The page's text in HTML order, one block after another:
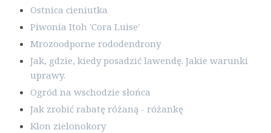
Ostnica cieniutka
Piwonia Itoh 'Cora Luise'
Mrozoodporne rododendrony
Jak, gdzie, kiedy posadzić lawendę. Jakie warunki
uprawy.
Ogród na wschodzie słońca
Jak zrobić rabatę różaną - różankę
Klon zielonokory